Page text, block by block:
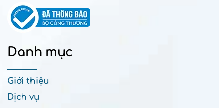
Danh mục
Giới thiệu
Dịch vụ